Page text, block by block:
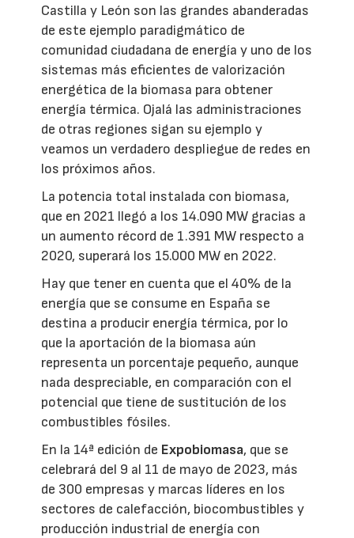
Castilla y León son las grandes abanderadas
de este ejemplo paradigmático de
comunidad ciudadana de energía y uno de los
sistemas más eficientes de valorización
energética de la biomasa para obtener
energía térmica. Ojalá las administraciones
de otras regiones sigan su ejemplo y
veamos un verdadero despliegue de redes en
los próximos años.
La potencia total instalada con biomasa,
que en 2021 llegó a los 14.090 MW gracias a
un aumento récord de 1.391 MW respecto a
2020, superará los 15.000 MW en 2022.
Hay que tener en cuenta que el 40% de la
energía que se consume en España se
destina a producir energía térmica, por lo
que la aportación de la biomasa aún
representa un porcentaje pequeño, aunque
nada despreciable, en comparación con el
potencial que tiene de sustitución de los
combustibles fósiles.
En la 14ª edición de Expobiomasa, que se
celebrará del 9 al 11 de mayo de 2023, más
de 300 empresas y marcas líderes en los
sectores de calefacción, biocombustibles y
producción industrial de energía con